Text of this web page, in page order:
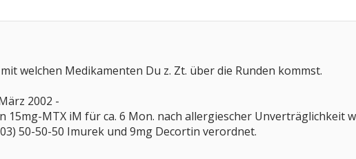
welchen Medikamenten Du z. Zt. über die Runden kommst.
2002 -
15mg-MTX iM für ca. 6 Mon. nach allergiescher Unverträglichkeit
50-50-50 Imurek und 9mg Decortin verordnet.